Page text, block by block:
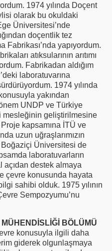
1974 yılında Doçent
olarak bu okuldaki
Üniversitesi’nde
doçentlik tez
Fabrikası’nda yapıyordum.
atıksularının arıtımı
Fabrikadan aldığım
laboratuvarına
1974 yılında
yakından
UNDP ve Türkiye
mesleğinin geliştirilmesine
kapsamına İTÜ ve
uzun uğraşlarımızın
Üniversitesi de
laboratuvarların
açıdan destek almaya
çevre konusunda hayata
sahibi olduk. 1975 yılının
Sempozyumu’nu
BÖLÜMÜ
konusuyla ilgili daha
giderek olgunlaşmaya